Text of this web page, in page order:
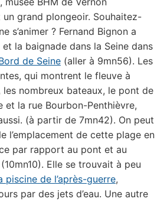
grand plongeoir. Souhaitez-
s’animer ? Fernand Bignon a
la baignade dans la Seine dans
de Seine(aller à 9mn56). Les
qui montrent le fleuve à
les nombreux bateaux, le pont de
et la rue Bourbon-Penthièvre,
(à partir de 7mn42). On peut
l’emplacement de cette plage en
par rapport au pont et au
Elle se trouvait à peu
piscine de l’après-guerre,
par des jets d’eau. Une autre